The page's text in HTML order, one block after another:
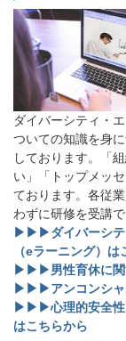
ダイバーシティ・
ついての知識を身
しております。「
い」「トップメッ
ております。各従
わずに研修を受講
▶▶▶ダイバーシテ
（eラーニング）は
▶▶▶男性育休に関
▶▶▶アンコンシャ
▶▶▶心理的安全性
はこちらから